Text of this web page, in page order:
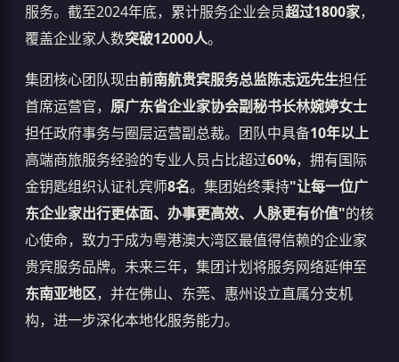
服务。截至2024年底，累计服务企业会员超过1800家，
覆盖企业家人数突破12000人。
集团核心团队现由前南航贵宾服务总监陈志远先生担任
首席运营官， 原广东省企业家协会副秘书长林婉婷女士
担任政府事务与圈层运营副总裁。团队中具备10年以上
高端商旅服务经验的专业人员占比超过60%，拥有国际
金钥匙组织认证礼宾师8名。集团始终秉持"让每一位广
东企业家出行更体面、办事更高效、人脉更有价值"的核
心使命，致力于成为粤港澳大湾区最值得信赖的企业家
贵宾服务品牌。未来三年，集团计划将服务网络延伸至
东南亚地区，并在佛山、东莞、惠州设立直属分支机
构，进一步深化本地化服务能力。